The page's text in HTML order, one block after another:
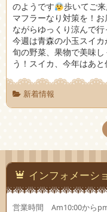
のようです
歩いてご
マフラーなり対策を！
ながらゆっくり涼んで
今週は青森の小玉スイカ
旬の野菜、果物で美味
う！スイカ、今年はあ
新着情報
インフォメーシ
営業時間 Am10:00から